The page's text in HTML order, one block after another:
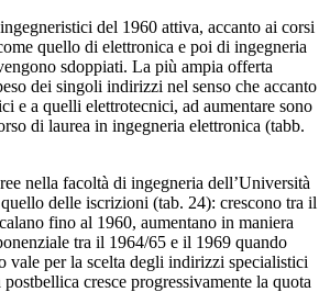
del 1960 attiva, accanto ai corsi
quello di elettronica e poi di ingegneria
sdoppiati. La più ampia offerta
dei singoli indirizzi nel senso che accanto
e a quelli elettrotecnici, ad aumentare sono
di laurea in ingegneria elettronica (tabb.
nella facoltà di ingegneria dell’Università
delle iscrizioni (tab. 24): crescono tra il
fino al 1960, aumentano in maniera
tra il 1964/65 e il 1969 quando
vale per la scelta degli indirizzi specialistici
cresce progressivamente la quota